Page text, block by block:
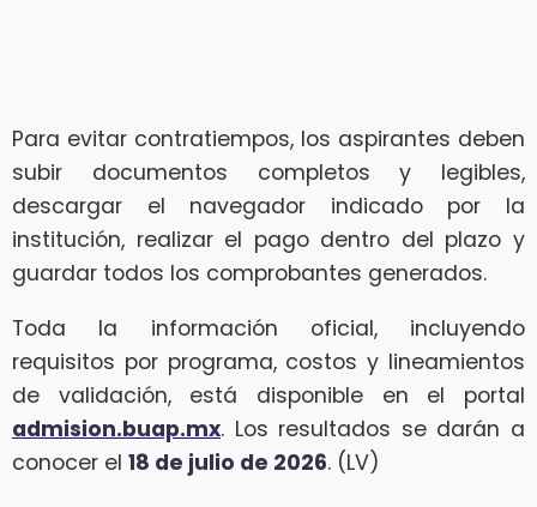
Para evitar contratiempos, los aspirantes deben
subir documentos completos y legibles,
descargar el navegador indicado por la
institución, realizar el pago dentro del plazo y
guardar todos los comprobantes generados.
Toda la información oficial, incluyendo
requisitos por programa, costos y lineamientos
de validación, está disponible en el portal
admision.buap.mx. Los resultados se darán a
conocer el 18 de julio de 2026. (LV)